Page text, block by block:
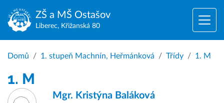
ZŠ a MŠ Ostašov
Liberec, Křižanská 80
Domů 1. stupeň Machnín, Heřmánková Třídy 1. M
1. M
Mgr. Kristýna Baláková